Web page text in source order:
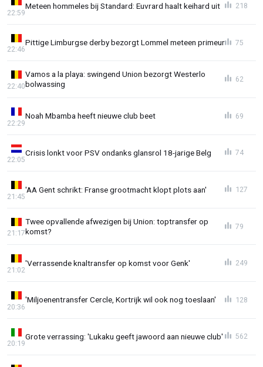
Meteen hommeles bij Standard: Euvrard haalt keihard uit
22:59
218
Pittige Limburgse derby bezorgt Lommel meteen primeur
22:46
75
Vamos a la playa: swingend Union bezorgt Westerlo
bolwassing
22:40
62
Noah Mbamba heeft nieuwe club beet
22:29
69
Crisis lonkt voor PSV ondanks glansrol 18-jarige Belg
22:05
74
'AA Gent schrikt: Franse grootmacht klopt plots aan'
21:45
127
Twee opvallende afwezigen bij Union: toptransfer op
komst?
21:17
79
'Verrassende knaltransfer op komst voor Genk'
21:02
249
'Miljoenentransfer Cercle, Kortrijk wil ook nog toeslaan'
20:36
128
Grote verrassing: 'Lukaku geeft jawoord aan nieuwe club'
20:19
562